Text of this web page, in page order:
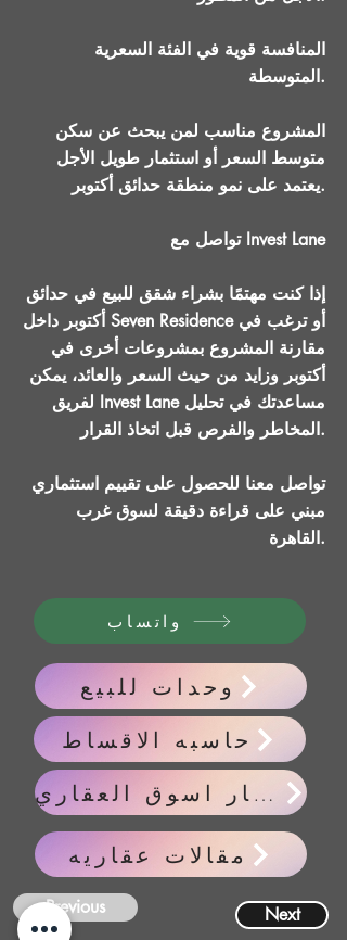
المنافسة قوية في الفئة السعرية
المتوسطة.
المشروع مناسب لمن يبحث عن سكن
متوسط السعر أو استثمار طويل الأجل
يعتمد على نمو منطقة حدائق أكتوبر.
تواصل مع Invest Lane
إذا كنت مهتمًا بشراء شقق للبيع في حدائق
أكتوبر داخل Seven Residence أو ترغب في
مقارنة المشروع بمشروعات أخرى في
أكتوبر وزايد من حيث السعر والعائد، يمكن
لفريق Invest Lane مساعدتك في تحليل
المخاطر والفرص قبل اتخاذ القرار.
تواصل معنا للحصول على تقييم استثماري
مبني على قراءة دقيقة لسوق غرب
القاهرة.
واتساب
وحدات للبيع
حاسبه الاقساط
اخبار اسوق العقاري
مقالات عقاريه
Previous Next